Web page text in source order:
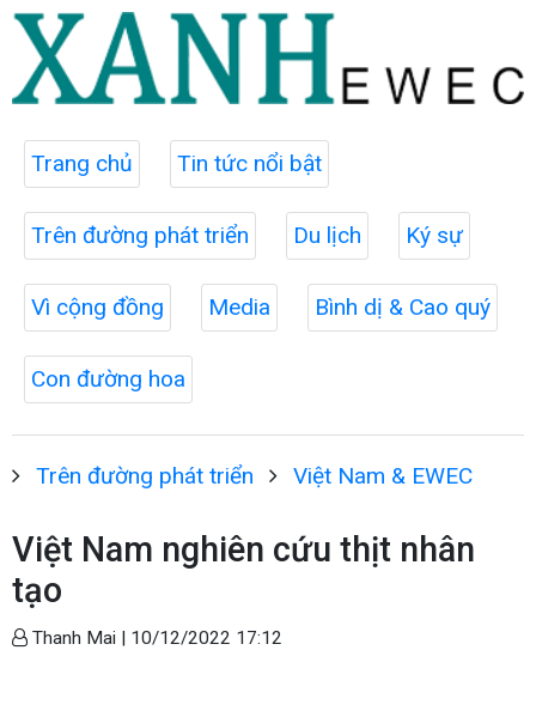
Trang chủ Tin tức nổi bật
Trên đường phát triển Du lịch Ký sự
Vì cộng đồng Media Bình dị & Cao quý
Con đường hoa
Trên đường phát triển Việt Nam & EWEC
Việt Nam nghiên cứu thịt nhân
tạo
Thanh Mai | 10/12/2022 17:12